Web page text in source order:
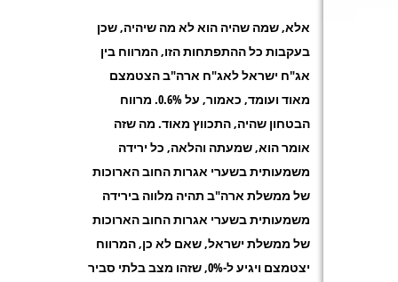
אלא, שמה שהיה הוא לא מה שיהיה, שכן
בעקבות כל ההתפתחות הזו, המרווח בין
אג"ח ישראל לאג"ח ארה"ב הצטמצם
מאוד ועומד, כאמור, על 0.6%. מרווח
הבטחון שהיה, התכווץ מאוד. מה שזה
אומר הוא, שמעתה והלאה, כל ירידה
משמעותית בשערי אגרות החוב הארוכות
של ממשלת ארה"ב תהיה מלווה בירידה
משמעותית בשערי אגרות החוב הארוכות
של ממשלת ישראל, שאם לא כן, המרווח
יצטמצם ויגיע ל-0%, שזהו מצב בלתי סביר